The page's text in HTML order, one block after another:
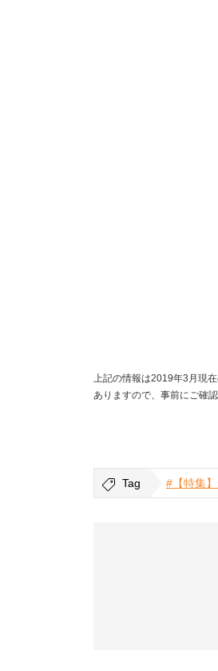
上記の情報は2019年3月現
ありますので、事前にご確認
Tag #【特集